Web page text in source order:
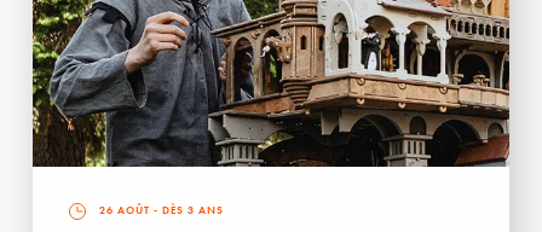
26 AOÛT - DÈS 3 ANS